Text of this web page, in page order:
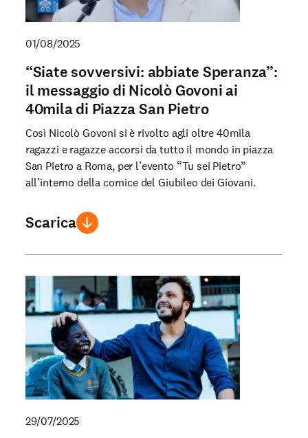
01/08/2025
“Siate sovversivi: abbiate Speranza”:
il messaggio di Nicolò Govoni ai
40mila di Piazza San Pietro
Così Nicolò Govoni si è rivolto agli oltre 40mila
ragazzi e ragazze accorsi da tutto il mondo in piazza
San Pietro a Roma, per l’evento “Tu sei Pietro”
all’interno della cornice del Giubileo dei Giovani.
Scarica
29/07/2025